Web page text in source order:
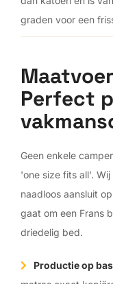
graden voor een
Perfect
Geen enkele
'one size fits all'.
naadloos aansluit
gaat om een Frans
driedelig bed.
Productie op